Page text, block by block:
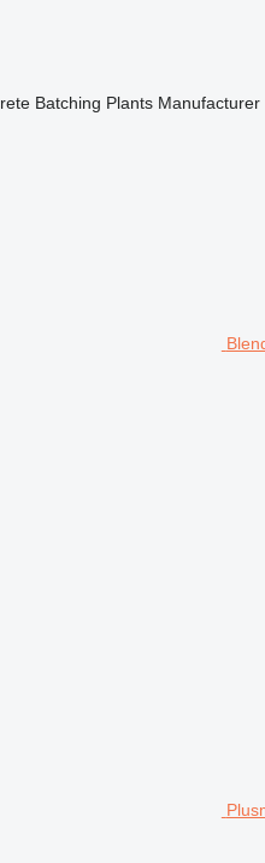
Batching Plants Manufacturer